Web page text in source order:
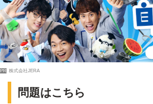
PR 株式会社JERA
問題はこちら